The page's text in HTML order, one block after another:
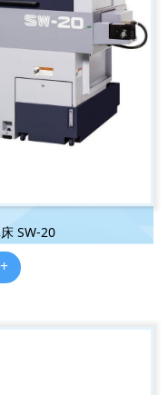
SW-20